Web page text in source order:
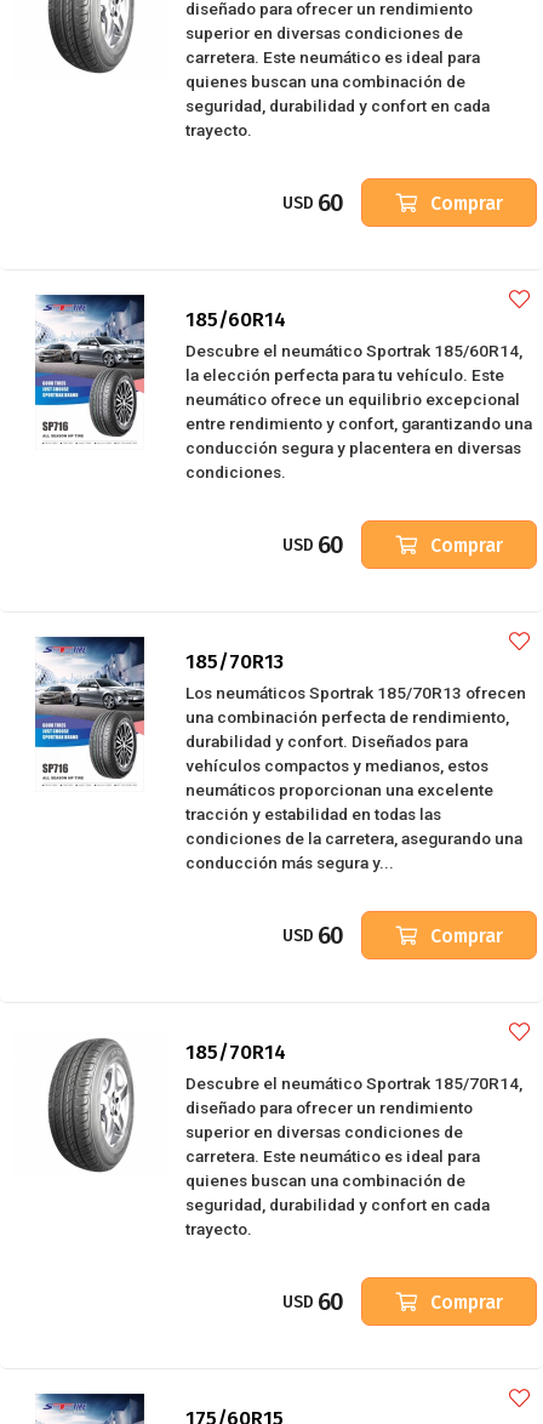
diseñado para ofrecer un rendimiento
superior en diversas condiciones de
carretera. Este neumático es ideal para
quienes buscan una combinación de
seguridad, durabilidad y confort en cada
trayecto.
USD 60 Comprar
185/60R14
Descubre el neumático Sportrak 185/60R14,
la elección perfecta para tu vehículo. Este
neumático ofrece un equilibrio excepcional
entre rendimiento y confort, garantizando una
conducción segura y placentera en diversas
condiciones.
USD 60 Comprar
185/70R13
Los neumáticos Sportrak 185/70R13 ofrecen
una combinación perfecta de rendimiento,
durabilidad y confort. Diseñados para
vehículos compactos y medianos, estos
neumáticos proporcionan una excelente
tracción y estabilidad en todas las
condiciones de la carretera, asegurando una
conducción más segura y...
USD 60 Comprar
185/70R14
Descubre el neumático Sportrak 185/70R14,
diseñado para ofrecer un rendimiento
superior en diversas condiciones de
carretera. Este neumático es ideal para
quienes buscan una combinación de
seguridad, durabilidad y confort en cada
trayecto.
USD 60 Comprar
175/60R15